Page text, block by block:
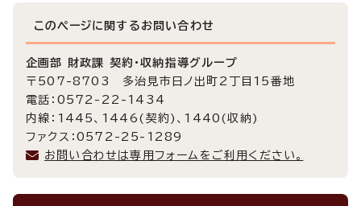
このページに関する お問い合わせ
企画部 財政課 契約・収納指導グループ
〒507-8703 多治見市日ノ出町2丁目15番地
電話：0572-22-1434
内線：1445、1446(契約)、1440(収納)
ファクス：0572-25-1289
お問い合わせは専用フォームをご利用ください。